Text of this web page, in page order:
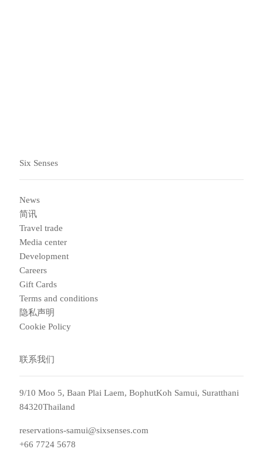
Six Senses
News
简讯
Travel trade
Media center
Development
Careers
Gift Cards
Terms and conditions
隐私声明
Cookie Policy
联系我们
9/10 Moo 5, Baan Plai Laem, BophutKoh Samui, Suratthani
84320Thailand
reservations-samui@sixsenses.com
+66 7724 5678